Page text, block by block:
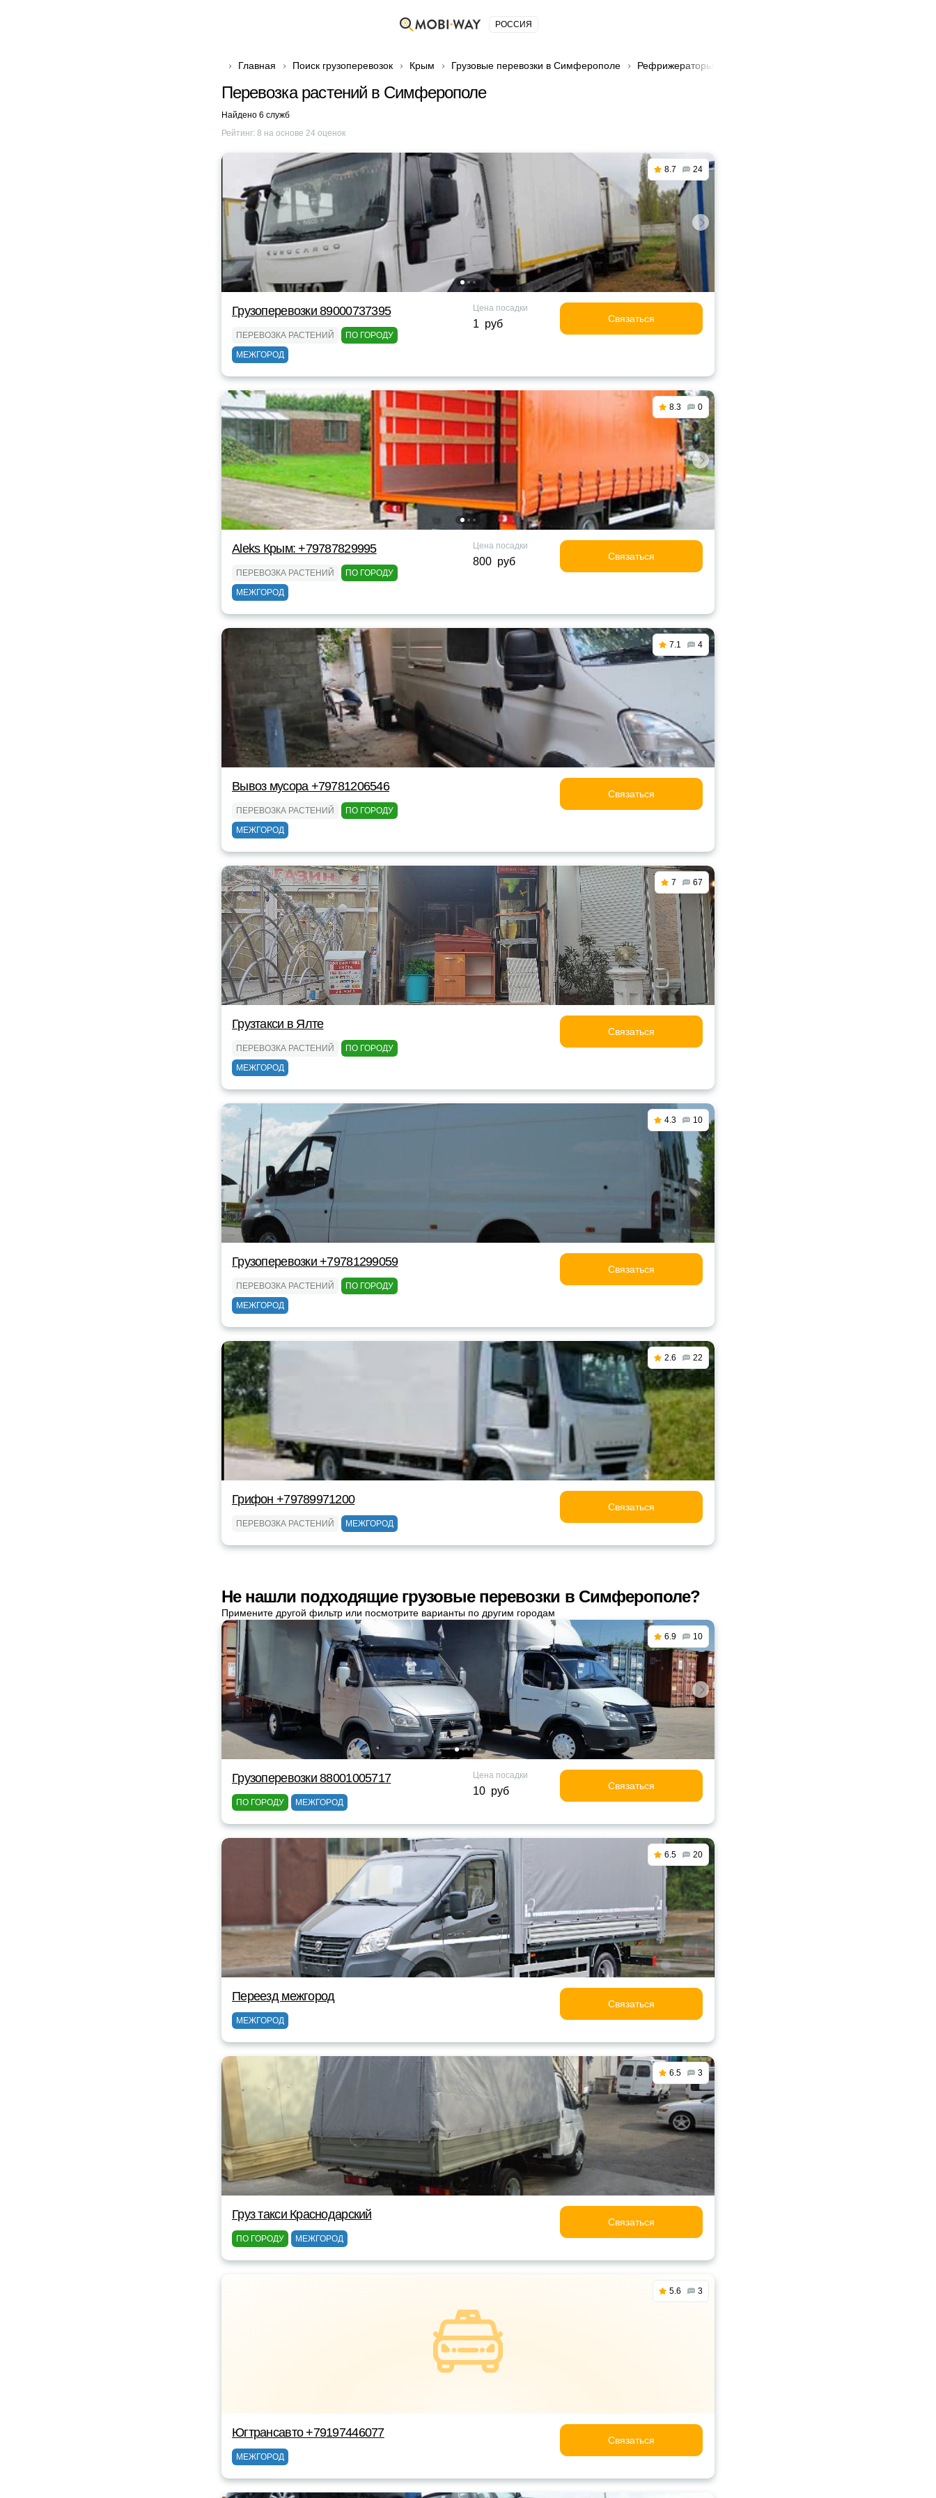
РОССИЯ
Главная Поиск грузоперевозок Крым Грузовые перевозки в Симферополе Рефрижераторы
Перевозка растений в Симферополе
Найдено 6 служб
Рейтинг: 8 на основе 24 оценок
8.7 24
Грузоперевозки 89000737395
ПЕРЕВОЗКА РАСТЕНИЙ
ПО ГОРОДУ
МЕЖГОРОД
Цена посадки
1 руб Связаться
8.3 0
Aleks Крым: +79787829995
ПЕРЕВОЗКА РАСТЕНИЙ
ПО ГОРОДУ
МЕЖГОРОД
Цена посадки
800 руб Связаться
7.1 4
Вывоз мусора +79781206546
ПЕРЕВОЗКА РАСТЕНИЙ
ПО ГОРОДУ
МЕЖГОРОД
Связаться
7 67
Грузтакси в Ялте
ПЕРЕВОЗКА РАСТЕНИЙ
ПО ГОРОДУ
МЕЖГОРОД
Связаться
4.3 10
Грузоперевозки +79781299059
ПЕРЕВОЗКА РАСТЕНИЙ
ПО ГОРОДУ
МЕЖГОРОД
Связаться
2.6 22
Грифон +79789971200
ПЕРЕВОЗКА РАСТЕНИЙ МЕЖГОРОД
Связаться
Не нашли подходящие грузовые перевозки в Симферополе?
Примените другой фильтр или посмотрите варианты по другим городам
6.9 10
Грузоперевозки 88001005717
ПО ГОРОДУ МЕЖГОРОД
Цена посадки
10 руб Связаться
6.5 20
Переезд межгород
МЕЖГОРОД
Связаться
6.5 3
Груз такси Краснодарский
ПО ГОРОДУ МЕЖГОРОД
Связаться
5.6 3
Югтрансавто +79197446077
МЕЖГОРОД
Связаться